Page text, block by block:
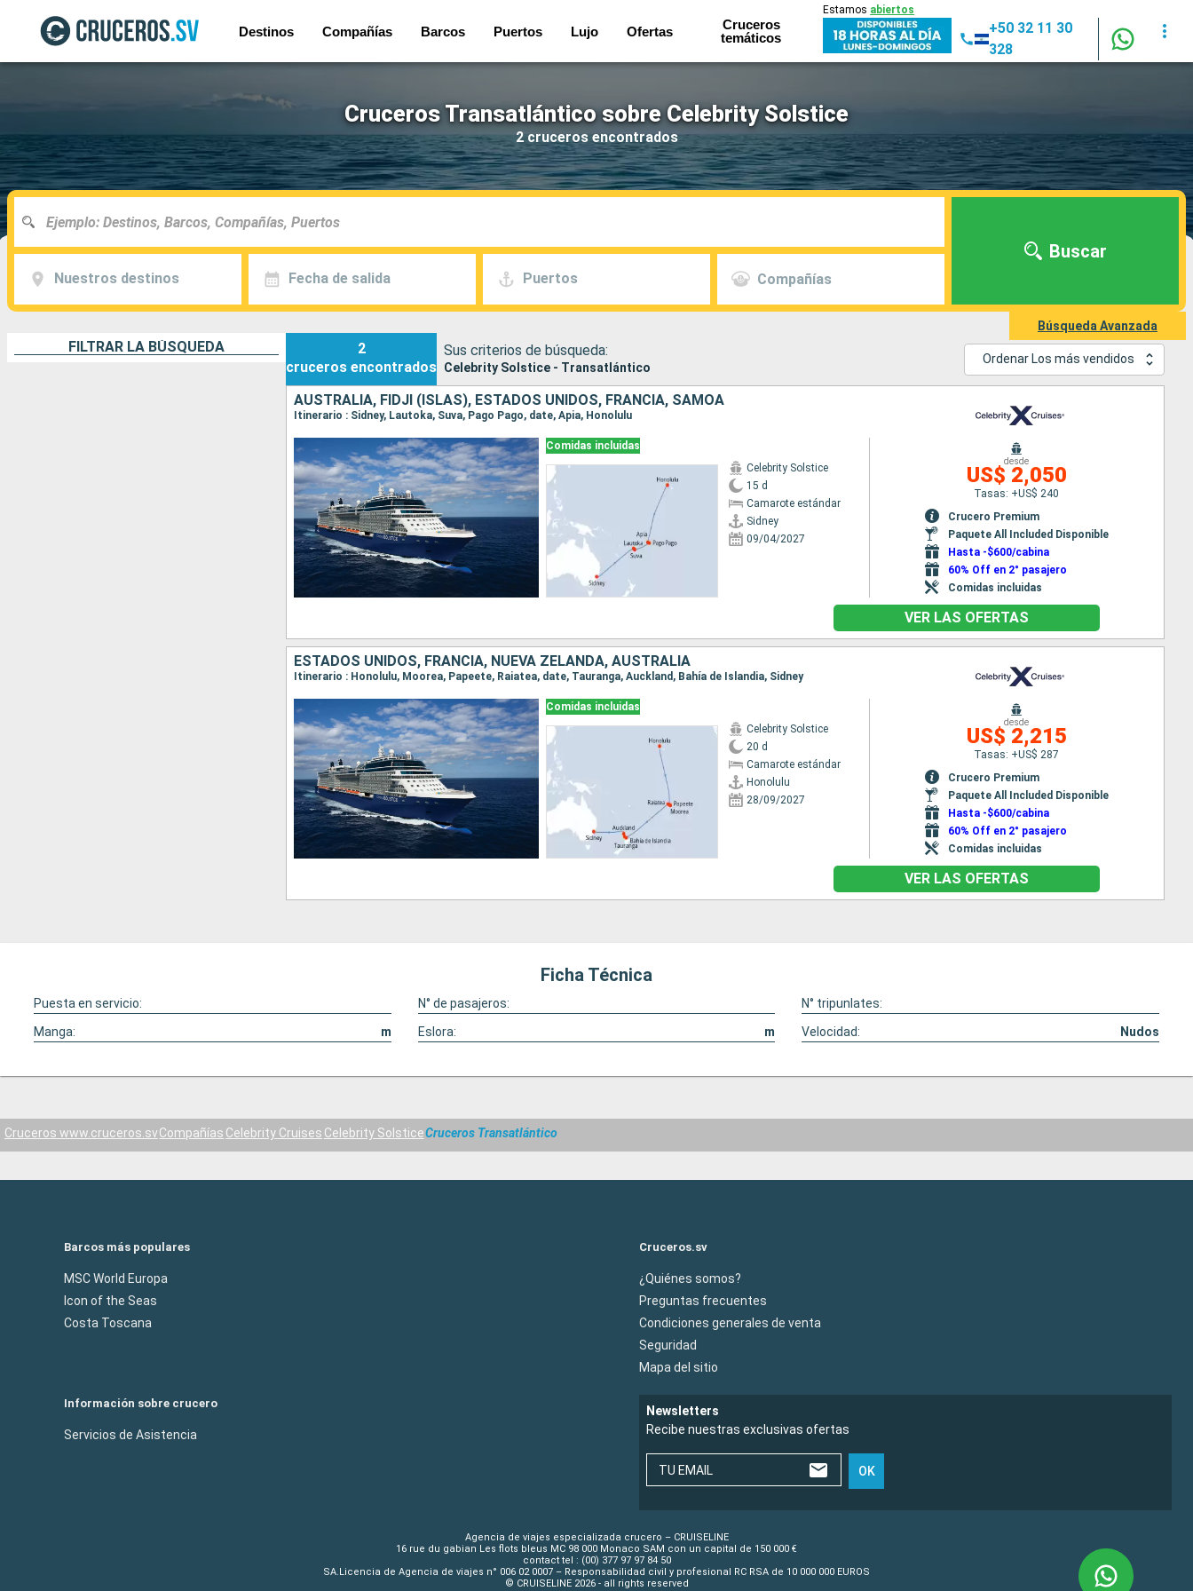
Destinos Compañías Barcos Puertos Lujo Ofertas
Cruceros
temáticos
Estamos abiertos
+50 32 11 30
328
Cruceros Transatlántico sobre Celebrity Solstice
2 cruceros encontrados
Nuestros destinos Fecha de salida Puertos Compañías
Buscar
Búsqueda Avanzada
FILTRAR LA BÚSQUEDA
2
cruceros encontrados
Sus criterios de búsqueda:
Celebrity Solstice - Transatlántico
Ordenar Los más vendidos
AUSTRALIA, FIDJI (ISLAS), ESTADOS UNIDOS, FRANCIA, SAMOA
Itinerario : Sidney, Lautoka, Suva, Pago Pago, date, Apia, Honolulu
Comidas incluidas
Celebrity Solstice
15 d
Camarote estándar
Sidney
09/04/2027
desde
US$ 2,050
Tasas: +US$ 240
Crucero Premium
Paquete All Included Disponible
Hasta -$600/cabina
60% Off en 2° pasajero
Comidas incluidas
VER LAS OFERTAS
ESTADOS UNIDOS, FRANCIA, NUEVA ZELANDA, AUSTRALIA
Itinerario : Honolulu, Moorea, Papeete, Raiatea, date, Tauranga, Auckland, Bahía de Islandia, Sidney
Comidas incluidas
Celebrity Solstice
20 d
Camarote estándar
Honolulu
28/09/2027
desde
US$ 2,215
Tasas: +US$ 287
Crucero Premium
Paquete All Included Disponible
Hasta -$600/cabina
60% Off en 2° pasajero
Comidas incluidas
VER LAS OFERTAS
Ficha Técnica
Puesta en servicio: N° de pasajeros:
N° tripunlates:
Manga:
m Eslora: m Velocidad: Nudos
Cruceros www.cruceros.svCompañías Celebrity Cruises Celebrity SolsticeCruceros Transatlántico
Barcos más populares
MSC World Europa
Icon of the Seas
Costa Toscana
Cruceros.sv
¿Quiénes somos?
Preguntas frecuentes
Condiciones generales de venta
Seguridad
Mapa del sitio
Información sobre crucero
Servicios de Asistencia
Newsletters
Recibe nuestras exclusivas ofertas
TU EMAIL OK
Agencia de viajes especializada crucero – CRUISELINE
16 rue du gabian Les flots bleus MC 98 000 Monaco SAM con un capital de 150 000 €
contact tel : (00) 377 97 97 84 50
SA.Licencia de Agencia de viajes n° 006 02 0007 – Responsabilidad civil y profesional RC RSA de 10 000 000 EUROS
© CRUISELINE 2026 - all rights reserved